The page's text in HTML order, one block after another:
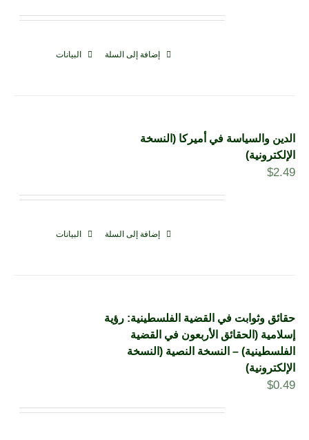
إضافة إلى السلة البيانات
الدين والسياسة في أميركا (النسخة
الإلكترونية)
$2.49
إضافة إلى السلة البيانات
حقائق وثوابت في القضية الفلسطينية: رؤية
إسلامية (الحقائق الأربعون في القضية
الفلسطينية) – النسخة النصية (النسخة
الإلكترونية)
$0.49